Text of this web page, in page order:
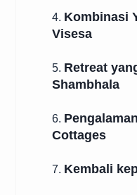
4. Kombinasi
Visesa
5. Retreat
Shambhala
6.
Cottages
7. Kembali